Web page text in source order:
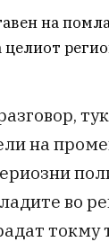
на
на
во
токму